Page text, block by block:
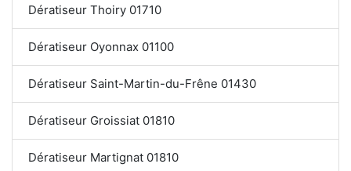
Dératiseur Thoiry 01710
Dératiseur Oyonnax 01100
Dératiseur Saint-Martin-du-Frêne 01430
Dératiseur Groissiat 01810
Dératiseur Martignat 01810